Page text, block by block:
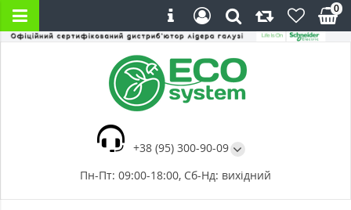
+38 (95) 300-90-09
Пн-Пт: 09:00-18:00, Сб-Нд: вихідний
0